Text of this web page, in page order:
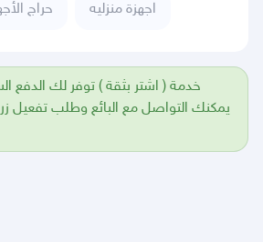
حراج اجهزة منزليه
خدمة ( اشتر بثقة ) توفر لك الدفع
يمكنك التواصل مع البائع وطلب تفعيل